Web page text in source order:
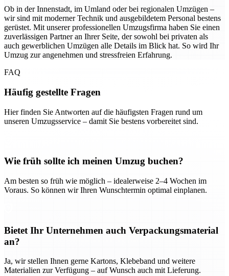
Ob in der Innenstadt, im Umland oder bei regionalen Umzügen –
wir sind mit moderner Technik und ausgebildetem Personal bestens
gerüstet. Mit unserer professionellen Umzugsfirma haben Sie einen
zuverlässigen Partner an Ihrer Seite, der sowohl bei privaten als
auch gewerblichen Umzügen alle Details im Blick hat. So wird Ihr
Umzug zur angenehmen und stressfreien Erfahrung.
FAQ
Häufig gestellte Fragen
Hier finden Sie Antworten auf die häufigsten Fragen rund um
unseren Umzugsservice – damit Sie bestens vorbereitet sind.
Wie früh sollte ich meinen Umzug buchen?
Am besten so früh wie möglich – idealerweise 2–4 Wochen im
Voraus. So können wir Ihren Wunschtermin optimal einplanen.
Bietet Ihr Unternehmen auch Verpackungsmaterial
an?
Ja, wir stellen Ihnen gerne Kartons, Klebeband und weitere
Materialien zur Verfügung – auf Wunsch auch mit Lieferung.